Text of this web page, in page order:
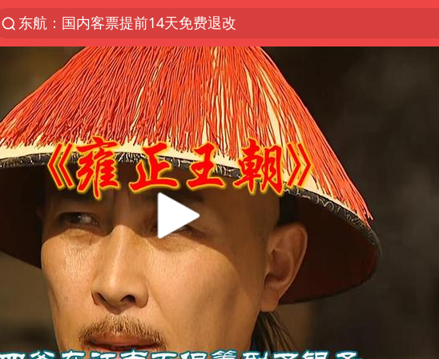
东航：国内客票提前14天免费退改
“电影+”如何激发千亿级消费新活力？
日本试射“战斧”导弹，国防部回应
台风白海豚实时路径
向鹏0-3不敌张本智和
曝韩国足协为外籍裁判员安排色情招待
四川宜宾市高县4.9级地震致1人死亡
广东雷州通报特教老师招聘违规事件
我国外贸延续良好增长态势
“新疆阿勒泰八月能滑雪”不实
陈幸同晋级WTT横滨冠军赛8强